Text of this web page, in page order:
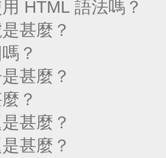
HTML 語法嗎？
甚麼？
？
甚麼？
？
甚麼？
甚麼？